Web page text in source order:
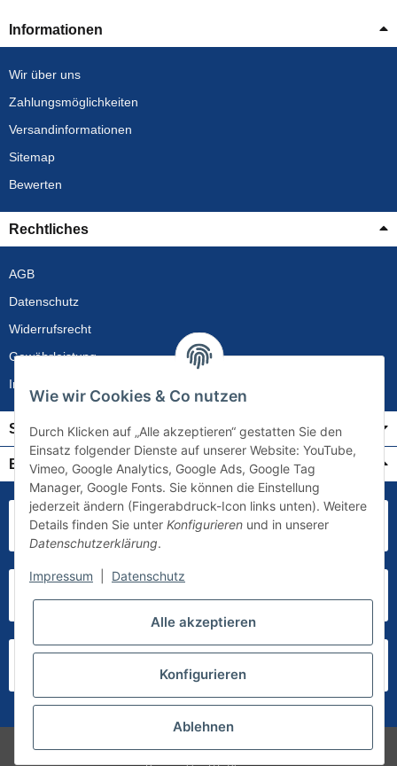
Informationen
Wir über uns
Zahlungsmöglichkeiten
Versandinformationen
Sitemap
Bewerten
Rechtliches
AGB
Datenschutz
Widerrufsrecht
Gewährleistung
Impressum
Service
Bezahlung & Versand
Wie wir Cookies & Co nutzen
Durch Klicken auf „Alle akzeptieren“ gestatten Sie den
Einsatz folgender Dienste auf unserer Website: YouTube,
Vimeo, Google Analytics, Google Ads, Google Tag
Manager, Google Fonts. Sie können die Einstellung
jederzeit ändern (Fingerabdruck-Icon links unten). Weitere
Details finden Sie unter Konfigurieren und in unserer
Datenschutzerklärung.
Impressum Datenschutz
Alle akzeptieren
Konfigurieren
Ablehnen